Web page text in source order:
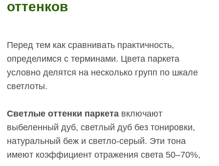
сохраняющий природную теплоту или с
добавлением холодных серых нот.
натуральный орех, грейдж (серо-бежевый). Они
представляют собой компромисс между
светлыми и тёмными решениями. Медовый дуб
бежевого, холодный нейтральный тон, который
интерьерах.
Тёмные оттенки паркета темного цвета
шоколадный дуб, графитовый дуб, венге, орех